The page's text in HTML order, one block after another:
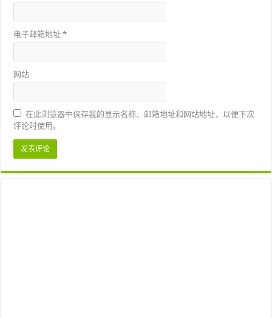
电子邮箱地址*
网站
在此浏览器中保存我的显示名称、邮箱地址和网站地址，以便下次
评论时使用。